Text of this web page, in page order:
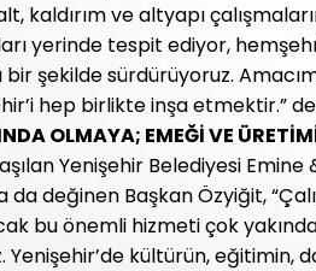
kaldırım ve altyapı
yerinde tespit ediyor,
bir şekilde sürdürüyoruz.
hep birlikte inşa etmektir.”
OLMAYA; EMEĞİ VE
Yenişehir Belediyesi
da değinen Başkan Özyiğit,
bu önemli hizmeti çok
Yenişehir’de kültürün, eğitimin,